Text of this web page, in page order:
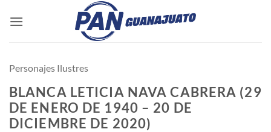
Personajes Ilustres
BLANCA LETICIA NAVA CABRERA (29
DE ENERO DE 1940 – 20 DE
DICIEMBRE DE 2020)